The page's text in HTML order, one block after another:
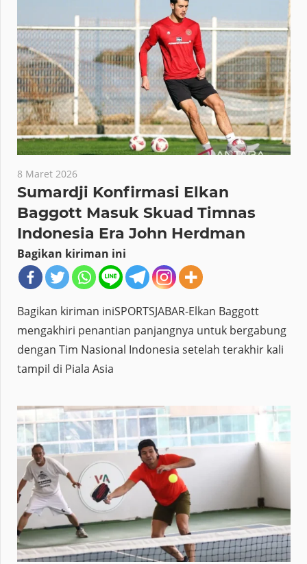
8 Maret 2026
Sumardji Konfirmasi Elkan
Baggott Masuk Skuad Timnas
Indonesia Era John Herdman
Bagikan kiriman ini
Bagikan kiriman iniSPORTSJABAR-Elkan Baggott
mengakhiri penantian panjangnya untuk bergabung
dengan Tim Nasional Indonesia setelah terakhir kali
tampil di Piala Asia